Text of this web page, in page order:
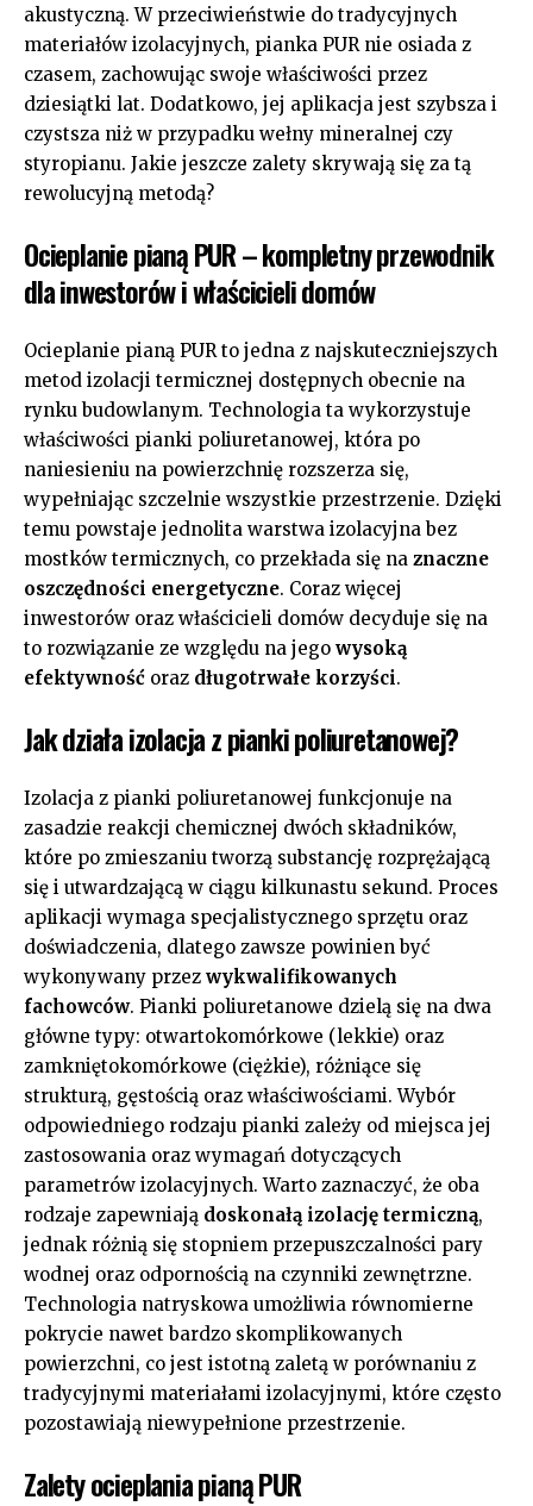
akustyczną. W przeciwieństwie do tradycyjnych
materiałów izolacyjnych, pianka PUR nie osiada z
czasem, zachowując swoje właściwości przez
dziesiątki lat. Dodatkowo, jej aplikacja jest szybsza i
czystsza niż w przypadku wełny mineralnej czy
styropianu. Jakie jeszcze zalety skrywają się za tą
rewolucyjną metodą?
Ocieplanie pianą PUR – kompletny przewodnik
dla inwestorów i właścicieli domów
Ocieplanie pianą PUR to jedna z najskuteczniejszych
metod izolacji termicznej dostępnych obecnie na
rynku budowlanym. Technologia ta wykorzystuje
właściwości pianki poliuretanowej, która po
naniesieniu na powierzchnię rozszerza się,
wypełniając szczelnie wszystkie przestrzenie. Dzięki
temu powstaje jednolita warstwa izolacyjna bez
mostków termicznych, co przekłada się na znaczne
oszczędności energetyczne. Coraz więcej
inwestorów oraz właścicieli domów decyduje się na
to rozwiązanie ze względu na jego wysoką
efektywność oraz długotrwałe korzyści.
Jak działa izolacja z pianki poliuretanowej?
Izolacja z pianki poliuretanowej funkcjonuje na
zasadzie reakcji chemicznej dwóch składników,
które po zmieszaniu tworzą substancję rozprężającą
się i utwardzającą w ciągu kilkunastu sekund. Proces
aplikacji wymaga specjalistycznego sprzętu oraz
doświadczenia, dlatego zawsze powinien być
wykonywany przez wykwalifikowanych
fachowców. Pianki poliuretanowe dzielą się na dwa
główne typy: otwartokomórkowe (lekkie) oraz
zamkniętokomórkowe (ciężkie), różniące się
strukturą, gęstością oraz właściwościami. Wybór
odpowiedniego rodzaju pianki zależy od miejsca jej
zastosowania oraz wymagań dotyczących
parametrów izolacyjnych. Warto zaznaczyć, że oba
rodzaje zapewniają doskonałą izolację termiczną,
jednak różnią się stopniem przepuszczalności pary
wodnej oraz odpornością na czynniki zewnętrzne.
Technologia natryskowa umożliwia równomierne
pokrycie nawet bardzo skomplikowanych
powierzchni, co jest istotną zaletą w porównaniu z
tradycyjnymi materiałami izolacyjnymi, które często
pozostawiają niewypełnione przestrzenie.
Zalety ocieplania pianą PUR